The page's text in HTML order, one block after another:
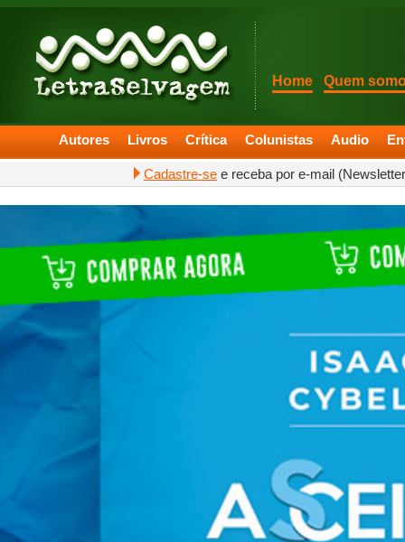
Home Quem
Autores Livros Crítica Colunistas Audio
Cadastre-se e receba por e-mail